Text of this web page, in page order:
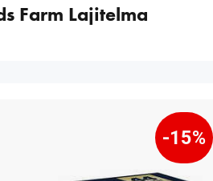
Farm Lajitelma
-15%